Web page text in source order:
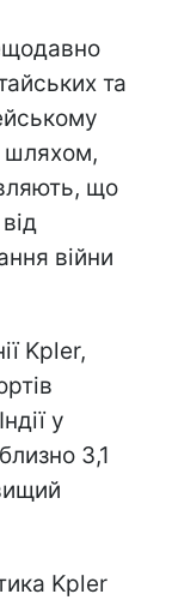
та
шляхом,
що
війни
Kpler,
у
3,1
Kpler